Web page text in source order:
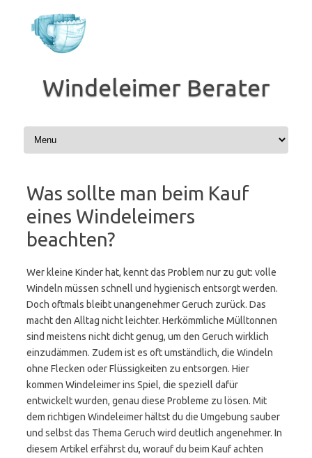
Inhalt
springen
Windeleimer Berater
Was sollte man beim Kauf
eines Windeleimers
beachten?
Wer kleine Kinder hat, kennt das Problem nur zu gut: volle
Windeln müssen schnell und hygienisch entsorgt werden.
Doch oftmals bleibt unangenehmer Geruch zurück. Das
macht den Alltag nicht leichter. Herkömmliche Mülltonnen
sind meistens nicht dicht genug, um den Geruch wirklich
einzudämmen. Zudem ist es oft umständlich, die Windeln
ohne Flecken oder Flüssigkeiten zu entsorgen. Hier
kommen Windeleimer ins Spiel, die speziell dafür
entwickelt wurden, genau diese Probleme zu lösen. Mit
dem richtigen Windeleimer hältst du die Umgebung sauber
und selbst das Thema Geruch wird deutlich angenehmer. In
diesem Artikel erfährst du, worauf du beim Kauf achten